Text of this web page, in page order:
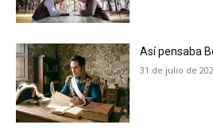
Así pensaba
31 de julio de